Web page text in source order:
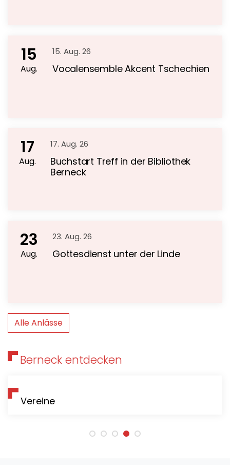
15
Aug.
15. Aug. 26
Vocalensemble Akcent Tschechien
17
Aug.
17. Aug. 26
Buchstart Treff in der Bibliothek
Berneck
23
Aug.
23. Aug. 26
Gottesdienst unter der Linde
Alle Anlässe
Berneck entdecken
Vereine